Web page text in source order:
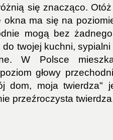
się znacząco.
ma się na
mogą bez żadnego
do twojej kuchni,
W Polsce
głowy
dom, moja twierdza"
przeźroczysta